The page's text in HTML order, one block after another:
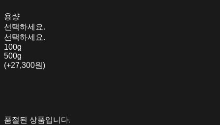
용량
선택하세요.
선택하세요.
100g
500g
(+27,300원)
품절된 상품입니다.